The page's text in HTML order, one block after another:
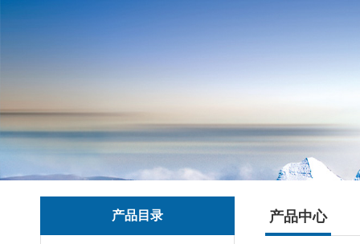
产品目录 产品中心